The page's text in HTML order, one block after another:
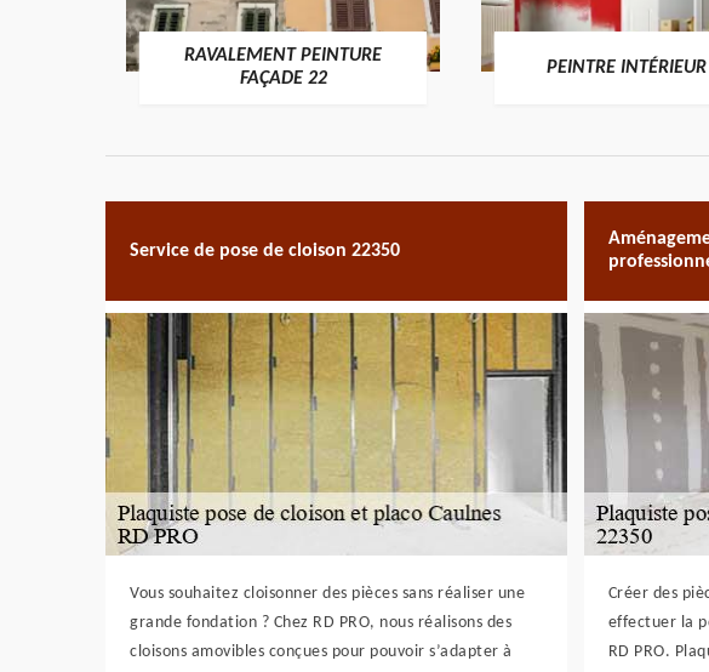
RAVALEMENT PEINTURE
FAÇADE 22
PEINTRE
Service de pose de cloison 22350
Vous souhaitez cloisonner des pièces sans réaliser une
grande fondation ? Chez RD PRO, nous réalisons des
cloisons amovibles conçues pour pouvoir s’adapter à
Créer des
effectuer la
RD PRO.